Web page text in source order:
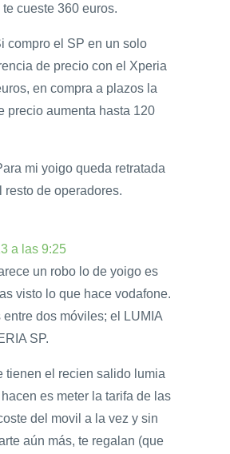
cueste 360 euros.
compro el SP en un solo
de precio con el Xperia
en compra a plazos la
precio aumenta hasta 120
mi yoigo queda retratada
resto de operadores.
a las 9:25
un robo lo de yoigo es
visto lo que hace vodafone.
entre dos móviles; el LUMIA
SP.
tienen el recien salido lumia
es meter la tarifa de las
del movil a la vez y sin
aún más, te regalan (que